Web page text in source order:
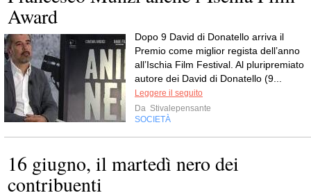
Award
Dopo 9 David di Donatello arriva il
Premio come miglior regista dell’anno
all’Ischia Film Festival. Al pluripremiato
autore dei David di Donatello (9...
Leggere il seguito
Da Stivalepensante
SOCIETÀ
16 giugno, il martedì nero dei
contribuenti